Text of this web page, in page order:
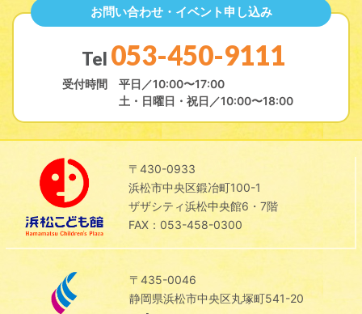
お問い合わせ・イベント申し込み
Tel 053-450-9111
受付時間
平日／10:00〜17:00
土・日曜日・祝日／10:00〜18:00
〒430-0933
浜松市中央区鍛冶町100-1
ザザシティ浜松中央館6・7階
FAX：053-458-0300
〒435-0046
静岡県浜松市中央区丸塚町541-20